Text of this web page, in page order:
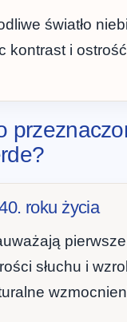
światło
kontrast i
roku życia
słuchu i